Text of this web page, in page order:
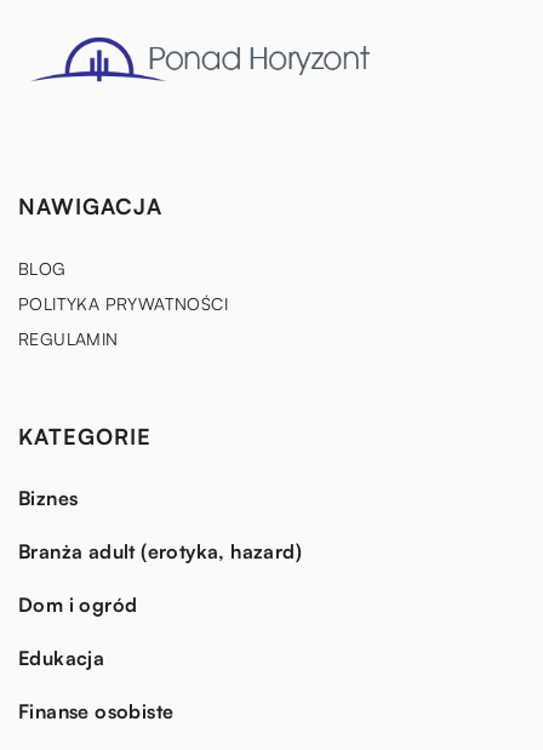
NAWIGACJA
BLOG
POLITYKA PRYWATNOŚCI
REGULAMIN
KATEGORIE
Biznes
Branża adult (erotyka, hazard)
Dom i ogród
Edukacja
Finanse osobiste